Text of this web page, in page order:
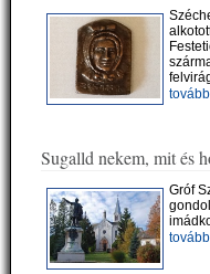
tovább
Sugalld nekem, mit és
Gróf
tovább